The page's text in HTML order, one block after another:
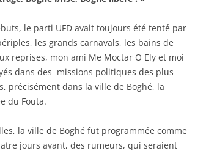
le parti UFD avait toujours été tenté par
les grands carnavals, les bains de
reprises, mon ami Me Moctar O Ely et moi
dans des missions politiques des plus
précisément dans la ville de Boghé, la
du Fouta.
la ville de Boghé fut programmée comme
jours avant, des rumeurs, qui seraient